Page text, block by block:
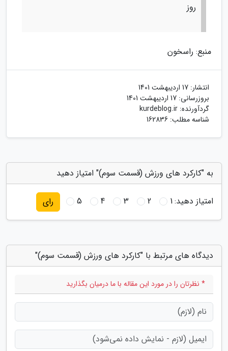
روز
منبع: راسخون
انتشار: 17 اردیبهشت 1401
بروزرسانی: 17 اردیبهشت 1401
گردآورنده: kurdeblog.ir
شناسه مطلب: 162836
به "کارکرد های ورزش (قسمت سوم)" امتیاز دهید
امتیاز دهید:1
2
3
4
5 رای
دیدگاه های مرتبط با "کارکرد های ورزش (قسمت سوم)"
* نظرتان را در مورد این مقاله با ما درمیان بگذارید